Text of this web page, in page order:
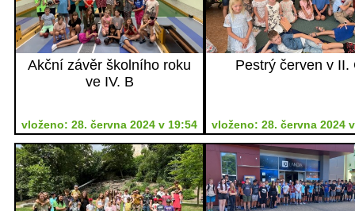
Akční závěr školního roku
ve IV. B
vloženo: 28. června 2024 v 19:54
Pestrý červen v II.
vloženo: 28. června 2024